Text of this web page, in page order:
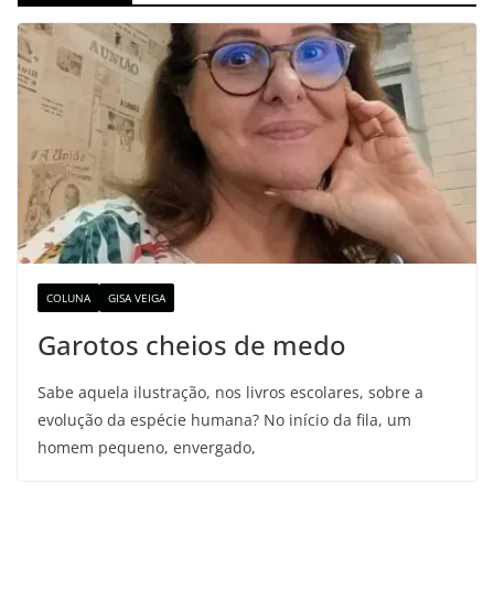
COLUNA GISA VEIGA
Garotos cheios de medo
Sabe aquela ilustração, nos livros escolares, sobre a
evolução da espécie humana? No início da fila, um
homem pequeno, envergado,